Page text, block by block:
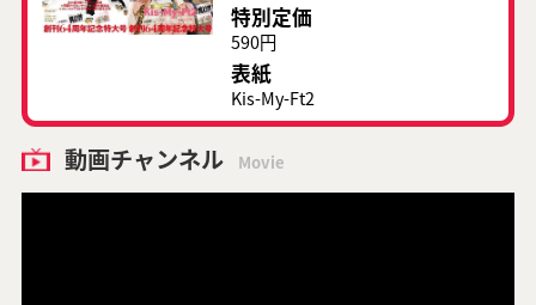
特別定価
590円
表紙
Kis-My-Ft2
動画チャンネル Movie